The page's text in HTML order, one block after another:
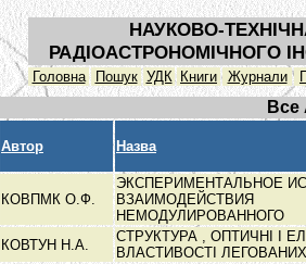
НАУКОВО-
РАДІОАСТРОНОМІЧНОГО
Головна Пошук УДК Книги Журнали
Все
Автор Назва
КОВПМК О.Ф.
ЭКСПЕРИМЕНТАЛЬНОЕ
ВЗАИМОДЕЙСТВИЯ
НЕМОДУЛИРОВАННОГО
КОВТУН Н.А.
СТРУКТУРА , ОПТИЧНІ І
ВЛАСТИВОСТІ